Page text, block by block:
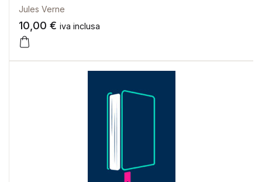
Jules Verne
10,00 € iva inclusa